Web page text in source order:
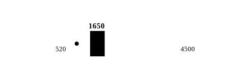
520
1650
4500